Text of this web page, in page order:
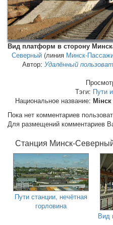
Вид платформ в сторону
Северный (линия Минск-
Автор: Удалённый
Тэги: Пути
Национальное название:
Пока нет комментариев
Для размещений комментариев
Станция Минск-
Пути станции, нечётная
горловина
Вид